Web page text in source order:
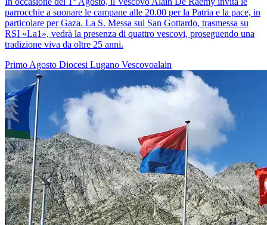
parrocchie a suonare le campane alle 20.00 per la Patria e la pace, in
particolare per Gaza. La S. Messa sul San Gottardo, trasmessa su
RSI «La1», vedrà la presenza di quattro vescovi, proseguendo una
tradizione viva da oltre 25 anni.
Primo Agosto Diocesi Lugano Vescovoalain